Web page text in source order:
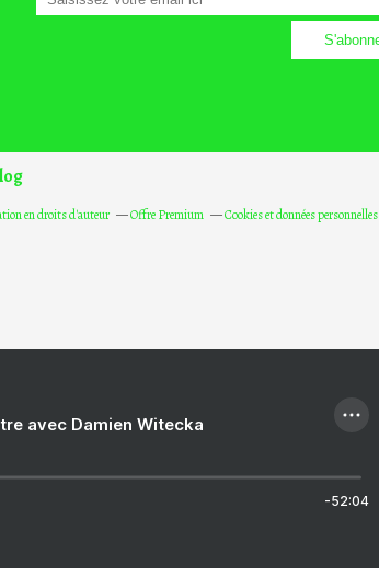
en droits d'auteur Offre Premium Cookies et données personnelles
avec Damien Witecka
-52:04